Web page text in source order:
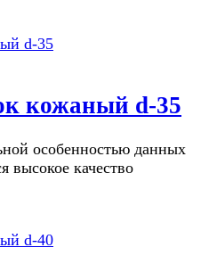
кожаный d-35
особенностью данных
высокое качество